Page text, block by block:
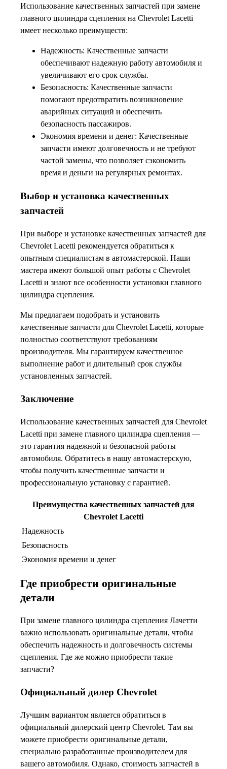
Использование качественных запчастей при замене
главного цилиндра сцепления на Chevrolet Lacetti
имеет несколько преимуществ:
Надежность: Качественные запчасти
обеспечивают надежную работу автомобиля и
увеличивают его срок службы.
Безопасность: Качественные запчасти
помогают предотвратить возникновение
аварийных ситуаций и обеспечить
безопасность пассажиров.
Экономия времени и денег: Качественные
запчасти имеют долговечность и не требуют
частой замены, что позволяет сэкономить
время и деньги на регулярных ремонтах.
Выбор и установка качественных
запчастей
При выборе и установке качественных запчастей для
Chevrolet Lacetti рекомендуется обратиться к
опытным специалистам в автомастерской. Наши
мастера имеют большой опыт работы с Chevrolet
Lacetti и знают все особенности установки главного
цилиндра сцепления.
Мы предлагаем подобрать и установить
качественные запчасти для Chevrolet Lacetti, которые
полностью соответствуют требованиям
производителя. Мы гарантируем качественное
выполнение работ и длительный срок службы
установленных запчастей.
Заключение
Использование качественных запчастей для Chevrolet
Lacetti при замене главного цилиндра сцепления —
это гарантия надежной и безопасной работы
автомобиля. Обратитесь в нашу автомастерскую,
чтобы получить качественные запчасти и
профессиональную установку с гарантией.
Преимущества качественных запчастей для
Chevrolet Lacetti
Надежность
Безопасность
Экономия времени и денег
Где приобрести оригинальные
детали
При замене главного цилиндра сцепления Лачетти
важно использовать оригинальные детали, чтобы
обеспечить надежность и долговечность системы
сцепления. Где же можно приобрести такие
запчасти?
Официальный дилер Chevrolet
Лучшим вариантом является обратиться в
официальный дилерский центр Chevrolet. Там вы
можете приобрести оригинальные детали,
специально разработанные производителем для
вашего автомобиля. Однако, стоимость запчастей в